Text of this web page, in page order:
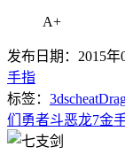
A+
发布日期：2015年
手指
标签： 3dscheat
们 勇者斗恶龙7金